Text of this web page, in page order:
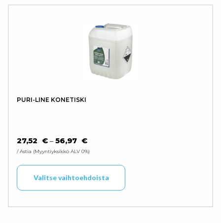
PURI-LINE KONETISKI
27,52 € – 56,97 €HINTALUOKKA: 27,52 € - 56,97 €
/ Astia Myyntiyksikkö ALV 0%
Valitse vaihtoehdoista